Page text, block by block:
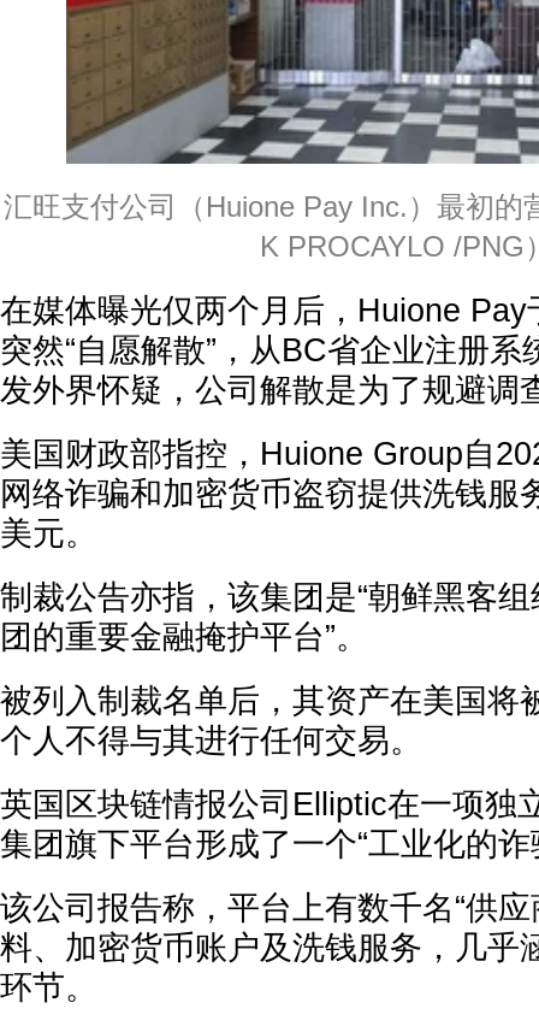
汇旺支付公司（Huione Pay Inc.）最初的
K PROCAYLO /PNG
在媒体曝光仅两个月后，Huione Pay
突然“自愿解散”，从BC省企业注册
发外界怀疑，公司解散是为了规避调
美国财政部指控，Huione Group自
网络诈骗和加密货币盗窃提供洗钱服
美元。
制裁公告亦指，该集团是“朝鲜黑客
团的重要金融掩护平台”。
被列入制裁名单后，其资产在美国将
个人不得与其进行任何交易。
英国区块链情报公司Elliptic在一项独
集团旗下平台形成了一个“工业化的诈
该公司报告称，平台上有数千名“供
料、加密货币账户及洗钱服务，几乎
环节。